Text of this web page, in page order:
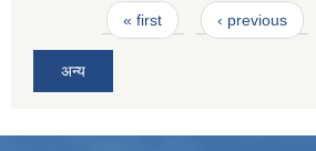
Pages« first ‹ previous
अन्य